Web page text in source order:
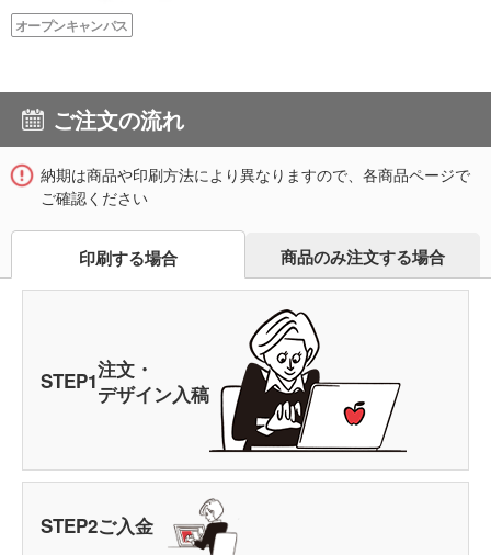
オープンキャンパス
ご注文の流れ
納期は商品や印刷方法により異なりますので、各商品ページで
ご確認ください
印刷する場合 商品のみ注文する場合
STEP1注文・
デザイン入稿
STEP2ご入金